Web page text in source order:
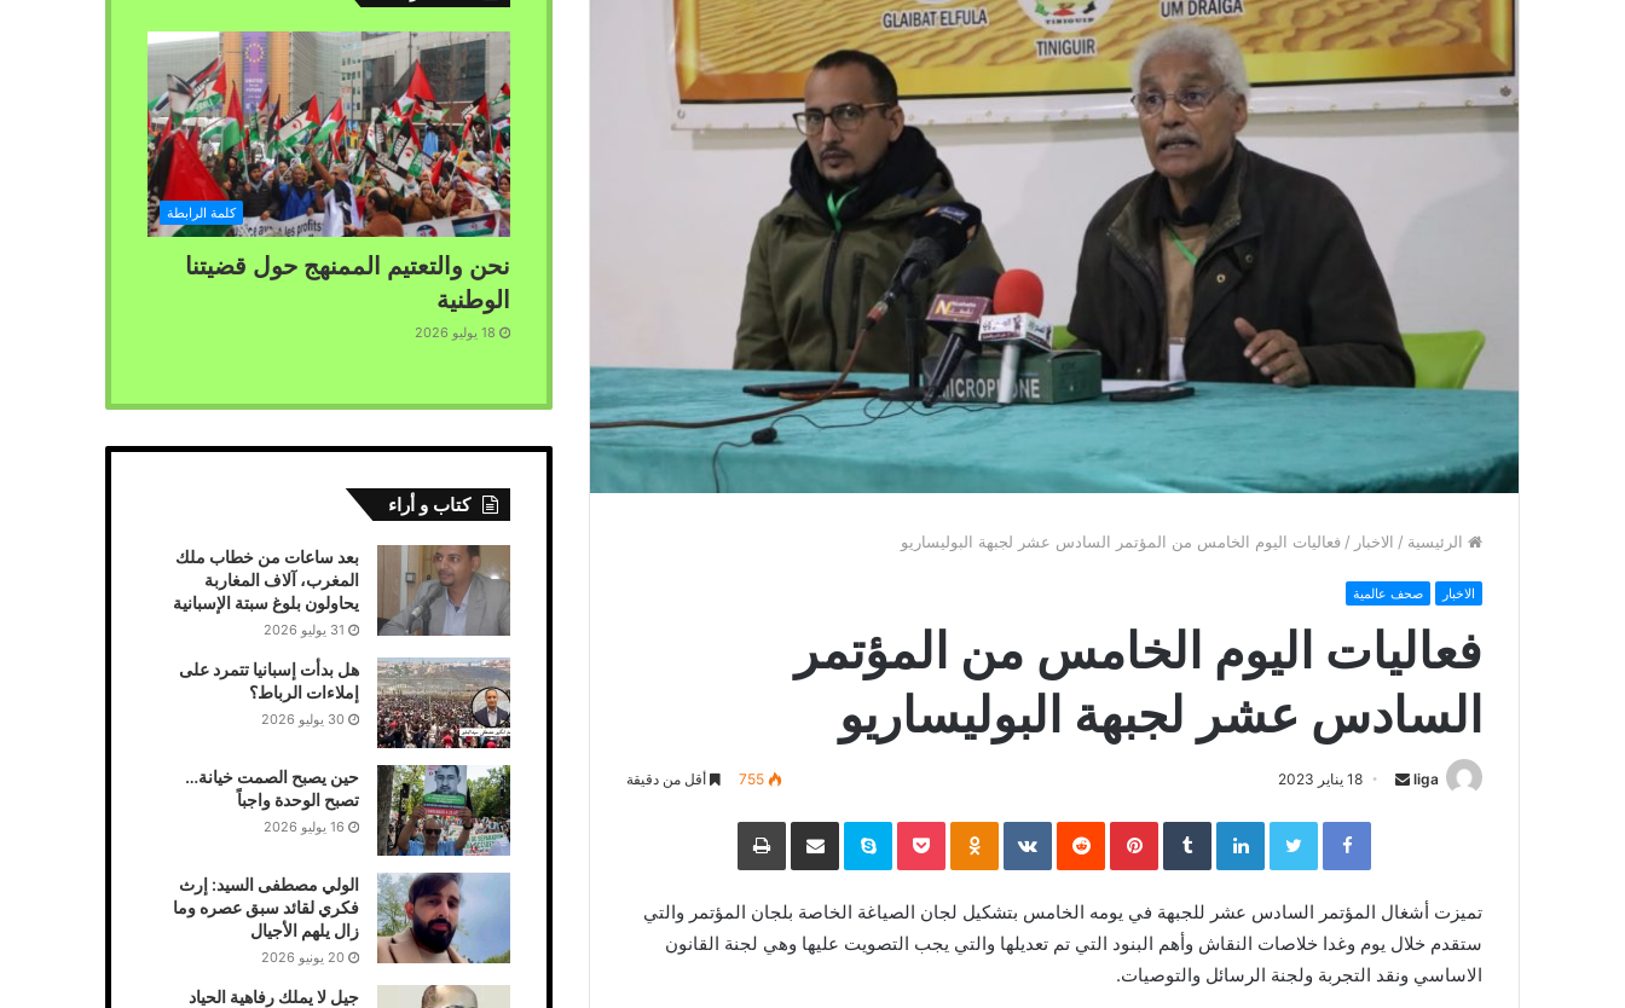
الرئيسية / الاخبار / فعاليات اليوم الخامس من المؤتمر السادس عشر لجبهة البوليساريو
الاخبار صحف عالمية
فعاليات اليوم الخامس من المؤتمر
السادس عشر لجبهة البوليساريو
liga
n
e
m
18 يناير 2023 755 أقل من دقيقة
Facebook
Twitter
LinkedIn
‏Tumblr
Pinterest
‏Reddit
‏VKontakte
Pocket
Skype مشاركة عبر البريد
تميزت أشغال المؤتمر السادس عشر للجبهة في يومه الخامس بتشكيل لجان الصياغة الخاصة بلجان المؤتمر والتي
ستقدم خلال يوم وغدا خلاصات النقاش وأهم البنود التي تم تعديلها والتي يجب التصويت عليها وهي لجنة القانون
الاساسي ونقد التجربة ولجنة الرسائل والتوصيات.
كلمة الرابطة
نحن والتعتيم الممنهج حول قضيتنا
الوطنية
18 يوليو 2026
كتاب و أراء
بعد ساعات من خطاب ملك
المغرب، آلاف المغاربة
يحاولون بلوغ سبتة الإسبانية
31 يوليو 2026
هل بدأت إسبانيا تتمرد على
إملاءات الرباط؟
30 يوليو 2026
حين يصبح الصمت خيانة…
تصبح الوحدة واجباً
16 يوليو 2026
الولي مصطفى السيد: إرث
فكري لقائد سبق عصره وما
زال يلهم الأجيال
20 يونيو 2026
جيل لا يملك رفاهية الحياد